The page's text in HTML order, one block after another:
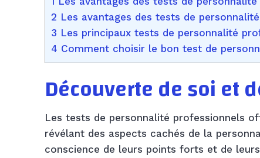
2 Les avantages des tests de
3 Les principaux tests de personnalité
4 Comment choisir le bon test de
Découverte de soi et
Les tests de personnalité professionnels
révélant des aspects cachés de la
conscience de leurs points forts et de